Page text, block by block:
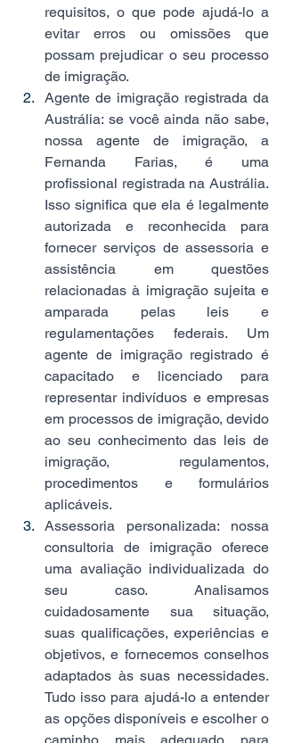
requisitos, o que pode ajudá-lo a
evitar erros ou omissões que
possam prejudicar o seu processo
de imigração.
Agente de imigração registrada da
Austrália: se você ainda não sabe,
nossa agente de imigração, a
Fernanda Farias, é uma
profissional registrada na Austrália.
Isso significa que ela é legalmente
autorizada e reconhecida para
fornecer serviços de assessoria e
assistência em questões
relacionadas à imigração sujeita e
amparada pelas leis e
regulamentações federais. Um
agente de imigração registrado é
capacitado e licenciado para
representar indivíduos e empresas
em processos de imigração, devido
ao seu conhecimento das leis de
imigração, regulamentos,
procedimentos e formulários
aplicáveis.
Assessoria personalizada: nossa
consultoria de imigração oferece
uma avaliação individualizada do
seu caso. Analisamos
cuidadosamente sua situação,
suas qualificações, experiências e
objetivos, e fornecemos conselhos
adaptados às suas necessidades.
Tudo isso para ajudá-lo a entender
as opções disponíveis e escolher o